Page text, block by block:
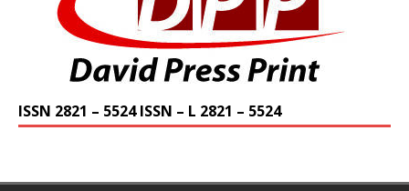
ISSN 2821 – 5524 ISSN – L 2821 – 5524